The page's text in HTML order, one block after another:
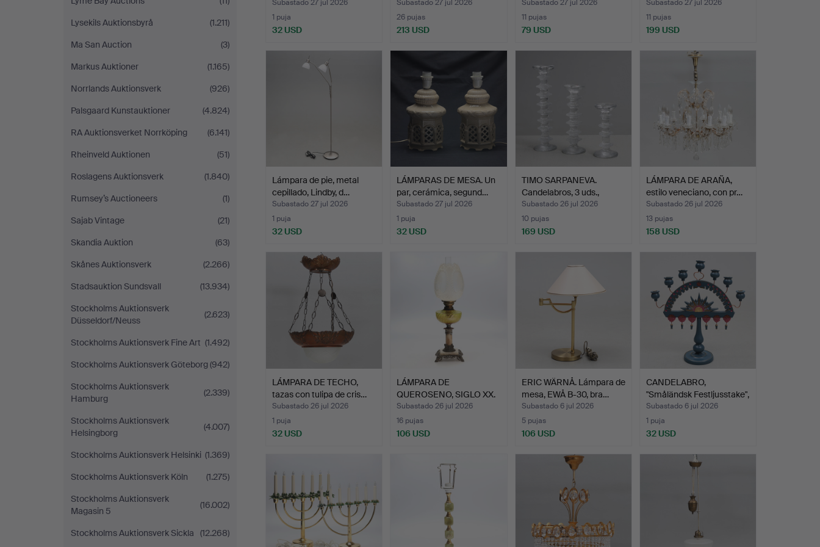
Lysekils Auktionsbyrå
(1.211)
Ma San Auction
(3)
Markus Auktioner
(1.165)
Norrlands Auktionsverk
(926)
Palsgaard Kunstauktioner
(4.824)
RA Auktionsverket Norrköping
(6.141)
Rheinveld Auktionen
(51)
Roslagens Auktionsverk
(1.840)
Rumsey’s Auctioneers
(1)
Sajab Vintage
(21)
Skandia Auktion
(63)
Skånes Auktionsverk
(2.266)
Stadsauktion Sundsvall
(13.934)
Stockholms Auktionsverk
Düsseldorf/Neuss
(2.623)
Stockholms Auktionsverk Fine Art (1.492)
Stockholms Auktionsverk Göteborg(942)
Stockholms Auktionsverk
Hamburg
(2.339)
Stockholms Auktionsverk
Helsingborg
(4.007)
Stockholms Auktionsverk Helsinki (1.369)
Stockholms Auktionsverk Köln
(1.275)
Stockholms Auktionsverk
Magasin 5
(16.002)
Stockholms Auktionsverk Sickla (12.268)
Subastado 27 jul 2026
1 puja
32 USD
Subastado 27 jul 2026
26 pujas
213 USD
Subastado 27 jul 2026
11 pujas
79 USD
hierro for…
Subastado 27 jul 2026
11 pujas
199 USD
Lámpara de pie, metal
cepillado, Lindby, d…
Subastado 27 jul 2026
1 puja
32 USD
LÁMPARAS DE MESA. Un
par, cerámica, segund…
Subastado 27 jul 2026
1 puja
32 USD
TIMO SARPANEVA.
Candelabros, 3 uds.,
"Fest…
Subastado 26 jul 2026
10 pujas
169 USD
LÁMPARA DE ARAÑA,
estilo veneciano, con pr…
Subastado 26 jul 2026
13 pujas
158 USD
LÁMPARA DE TECHO,
tazas con tulipa de cris…
Subastado 26 jul 2026
1 puja
32 USD
LÁMPARA DE
QUEROSENO, SIGLO XX.
Subastado 26 jul 2026
16 pujas
106 USD
ERIC WÄRNÅ. Lámpara de
mesa, EWÅ B-30, bra…
Subastado 6 jul 2026
5 pujas
106 USD
CANDELABRO,
"Småländsk Festljusstake",
mad…
Subastado 6 jul 2026
1 puja
32 USD